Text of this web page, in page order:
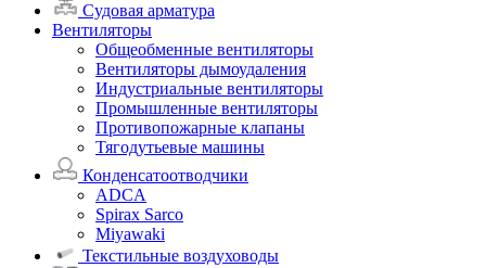
Судовая арматура
Вентиляторы
Общеобменные вентиляторы
Вентиляторы дымоудаления
Индустриальные вентиляторы
Промышленные вентиляторы
Противопожарные клапаны
Тягодутьевые машины
Конденсатоотводчики
ADCA
Spirax Sarco
Miyawaki
Текстильные воздуховоды